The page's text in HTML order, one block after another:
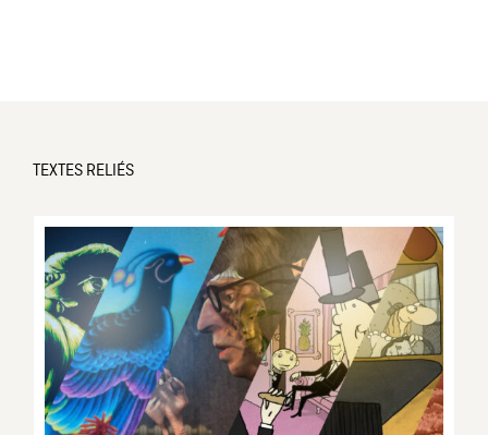
TEXTES RELIÉS